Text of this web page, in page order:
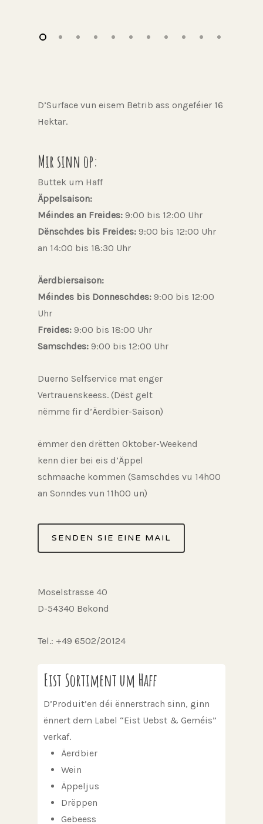
D’Surface vun eisem Betrib ass ongeféier 16
Hektar.
Mir sinn op:
Buttek um Haff
Äppelsaison:
Méindes an Freides: 9:00 bis 12:00 Uhr
Dënschdes bis Freides: 9:00 bis 12:00 Uhr
an 14:00 bis 18:30 Uhr
Äerdbiersaison:
Méindes bis Donneschdes: 9:00 bis 12:00
Uhr
Freides: 9:00 bis 18:00 Uhr
Samschdes: 9:00 bis 12:00 Uhr
Duerno Selfservice mat enger
Vertrauenskeess. (Dëst gelt
nëmme fir d’Äerdbier-Saison)
ëmmer den drëtten Oktober-Weekend
kenn dier bei eis d’Äppel
schmaache kommen (Samschdes vu 14h00
an Sonndes vun 11h00 un)
SENDEN SIE EINE MAIL
Moselstrasse 40
D-54340 Bekond
Tel.: +49 6502/20124
Eist Sortiment um Haff
D’Produit’en déi ënnerstrach sinn, ginn
ënnert dem Label “Eist Uebst & Geméis”
verkaf.
Äerdbier
Wein
Äppeljus
Drëppen
Gebeess